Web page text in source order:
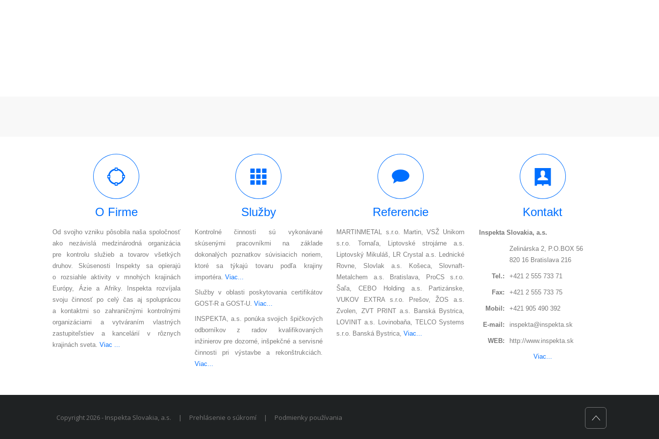
O Firme
Od svojho vzniku pôsobila naša spoločnosť
ako nezávislá medzinárodná organizácia
pre kontrolu služieb a tovarov všetkých
druhov. Skúsenosti Inspekty sa opierajú
o rozsiahle aktivity v mnohých krajinách
Európy, Ázie a Afriky. Inspekta rozvíjala
svoju činnosť po celý čas aj spoluprácou
a kontaktmi so zahraničnými kontrolnými
organizáciami a vytváraním vlastných
zastupiteľstiev a kancelárií v rôznych
krajinách sveta. Viac ...
Služby
Kontrolné činnosti sú vykonávané
skúsenými pracovníkmi na základe
dokonalých poznatkov súvisiacich noriem,
ktoré sa týkajú tovaru podľa krajiny
importéra. Viac...
Služby v oblasti poskytovania certifikátov
GOST-R a GOST-U. Viac...
INSPEKTA, a.s. ponúka svojich špičkových
odborníkov z radov kvalifikovaných
inžinierov pre dozorné, inšpekčné a servisné
činnosti pri výstavbe a rekonštrukciách.
Viac...
Referencie
MARTINMETAL s.r.o. Martin, VSŽ Unikorn
s.r.o. Tornaľa, Liptovské strojárne a.s.
Liptovský Mikuláš, LR Crystal a.s. Lednické
Rovne, Slovlak a.s. Košeca, Slovnaft-
Metalchem a.s. Bratislava, ProCS s.r.o.
Šaľa, CEBO Holding a.s. Partizánske,
VUKOV EXTRA s.r.o. Prešov, ŽOS a.s.
Zvolen, ZVT PRINT a.s. Banská Bystrica,
LOVINIT a.s. Lovinobaňa, TELCO Systems
s.r.o. Banská Bystrica,Viac...
Kontakt
Inspekta Slovakia, a.s.
Zelinárska 2, P.O.BOX 56
820 16 Bratislava 216
Tel.: +421 2 555 733 71
Fax: +421 2 555 733 75
Mobil: +421 905 490 392
E-mail: inspekta@inspekta.sk
WEB: http://www.inspekta.sk
Viac...
Copyright 2026 - Inspekta Slovakia, a.s. | Prehlásenie o súkromí | Podmienky používania